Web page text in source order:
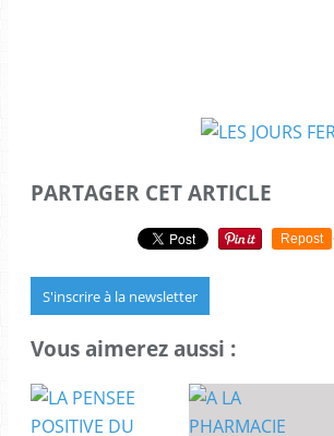
PARTAGER CET ARTICLE
Repost
S'inscrire à la newsletter
Vous aimerez aussi :